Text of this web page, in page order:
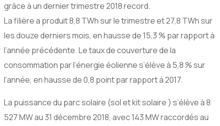
grâce à un dernier trimestre 2018 record.
La filière a produit 8,8 TWh sur le trimestre et 27,8 TWh sur
les douze derniers mois, en hausse de 15,3 % par rapport à
l’année précédente. Le taux de couverture de la
consommation par l’énergie éolienne s’élève à 5,8 % sur
l’année, en hausse de 0,8 point par rapport à 2017.
La puissance du parc solaire (sol et kit solaire ) s’élève à 8
527 MW au 31 décembre 2018, avec 143 MW raccordés au